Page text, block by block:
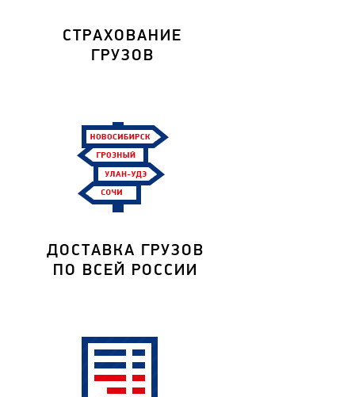
СТРАХОВАНИЕ
ГРУЗОВ
ДОСТАВКА ГРУЗОВ
ПО ВСЕЙ РОССИИ